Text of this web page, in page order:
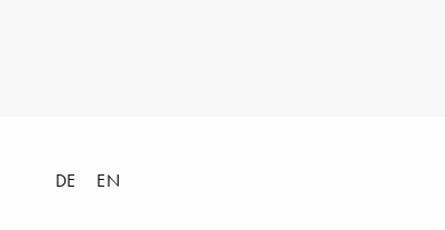
DE EN